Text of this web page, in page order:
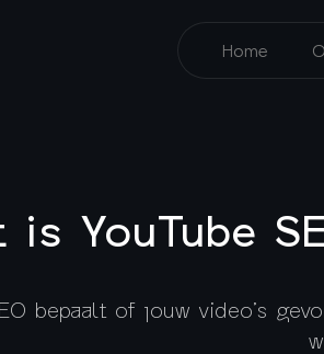
Home
is YouTube
bepaalt of jouw video’s